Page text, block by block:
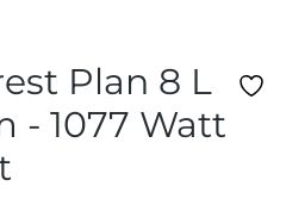
Plan 8 L
- 1077 Watt